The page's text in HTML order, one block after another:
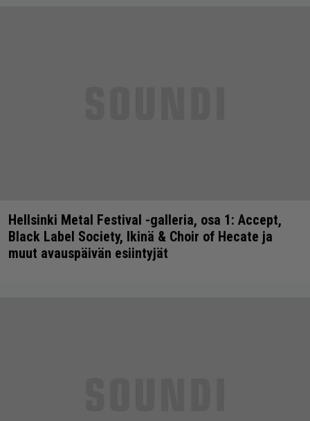
Hellsinki Metal Festival -galleria, osa 1: Accept,
Black Label Society, Ikinä & Choir of Hecate ja
muut avauspäivän esiintyjät